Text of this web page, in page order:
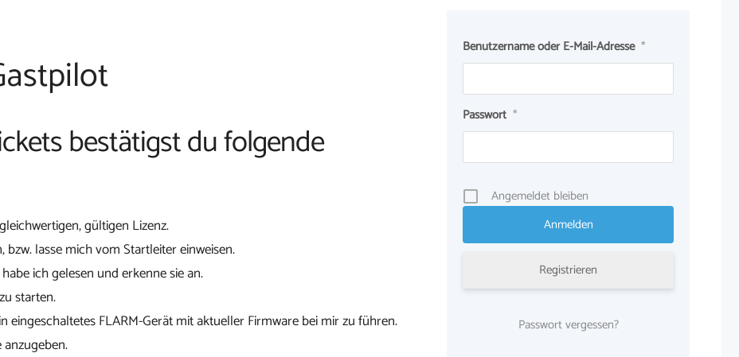
bestätigst du folgende
gültigen Lizenz.
lasse mich vom Startleiter einweisen.
habe ich gelesen und erkenne sie an.
starten.
eingeschaltetes FLARM-Gerät mit aktueller Firmware bei mir zu führen.
Benutzername oder E-Mail-Adresse *
Passwort *
Angemeldet bleiben
Registrieren
Passwort vergessen?